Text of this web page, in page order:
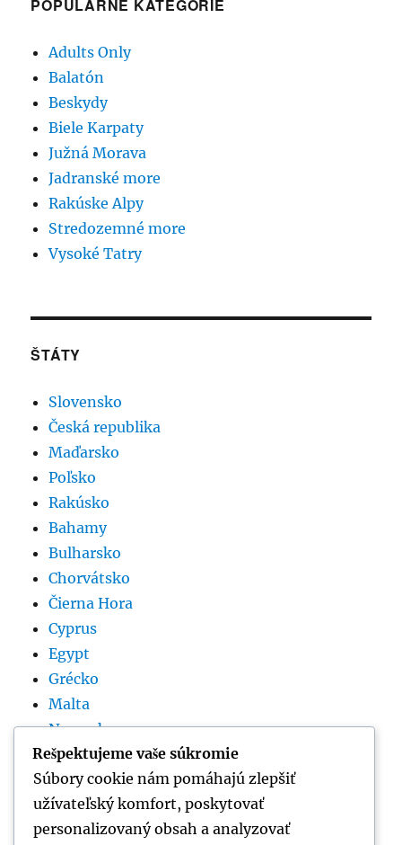
POPULÁRNE KATEGÓRIE
Adults Only
Balatón
Beskydy
Biele Karpaty
Južná Morava
Jadranské more
Rakúske Alpy
Stredozemné more
Vysoké Tatry
ŠTÁTY
Slovensko
Česká republika
Maďarsko
Poľsko
Rakúsko
Bahamy
Bulharsko
Chorvátsko
Čierna Hora
Cyprus
Egypt
Grécko
Malta
Nemecko
Rumunsko
Slovinsko
Španielsko
Srbsko
Rešpektujeme vaše súkromie
Súbory cookie nám pomáhajú zlepšiť
užívateľský komfort, poskytovať
personalizovaný obsah a analyzovať